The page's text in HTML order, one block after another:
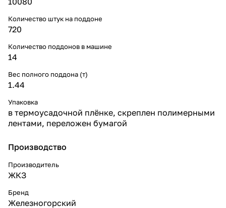
Количество штук на поддоне
720
Количество поддонов в машине
14
Вес полного поддона (т)
1.44
Упаковка
в термоусадочной плёнке, скреплен полимерными
лентами, переложен бумагой
Производство
Производитель
ЖКЗ
Бренд
Железногорский